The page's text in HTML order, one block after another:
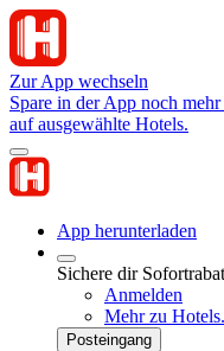
Zur App wechseln
Spare in der App noch
auf ausgewählte Hotels.
App herunterladen
Sichere dir
Anmelden
Mehr zu
Posteingang